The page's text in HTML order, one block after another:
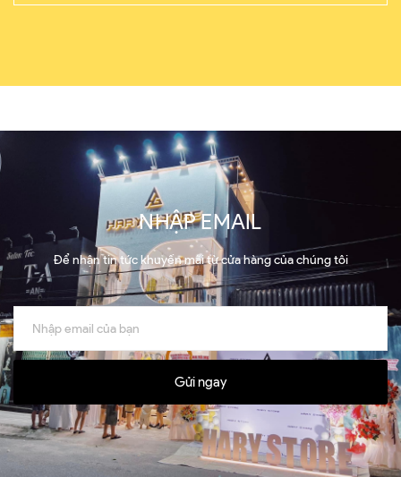
NHẬP EMAIL
Để nhận tin tức khuyến mãi từ cửa hàng của chúng tôi
Gửi ngay